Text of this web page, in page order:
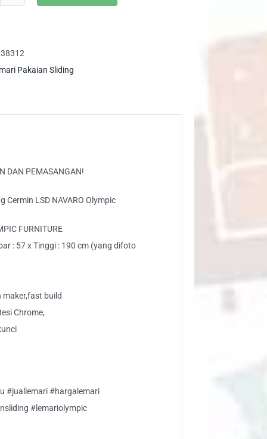
Pakaian Sliding
DAN PEMASANGAN!
Cermin LSD NAVARO Olympic
FURNITURE
: 57 x Tinggi : 190 cm (yang difoto
build
Chrome,
#juallemari #hargalemari
#lemariolympic